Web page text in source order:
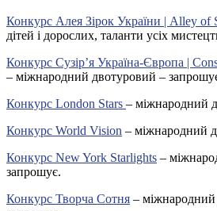
Конкурс Алея Зірок України | Alley of
дітей і дорослих, таланти усіх
Конкурс Сузір’я Україна-Європа |
– міжнародний двотуровий –
Конкурс London Stars – міжнародний
Конкурс World Vision – міжнародний
Конкурс New York Starlights –
запрошує.
Конкурс Творча Сотня –